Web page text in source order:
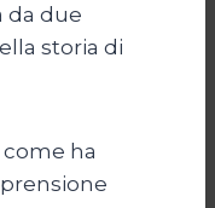
da due
storia di
ha